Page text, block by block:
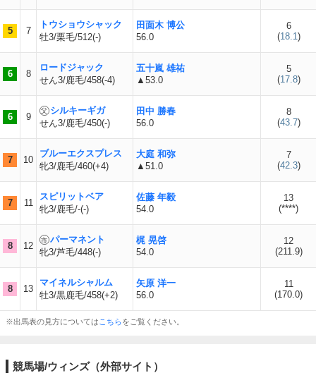
5 7
トウショウシャック
牡3/栗毛/512(-)
田面木 博公
56.0
6
(18.1)
6 8
ロードジャック
せん3/鹿毛/458(-4)
五十嵐 雄祐
▲53.0
5
(17.8)
6 9
シルキーギガ
せん3/鹿毛/450(-)
田中 勝春
56.0
8
(43.7)
7 10
ブルーエクスプレス
牝3/鹿毛/460(+4)
大庭 和弥
▲51.0
7
(42.3)
7 11
スピリットベア
牝3/鹿毛/-(-)
佐藤 年毅
54.0
13
(****)
8 12
パーマネント
牝3/芦毛/448(-)
梶 晃啓
54.0
12
(211.9)
8 13
マイネルシャルム
牡3/黒鹿毛/458(+2)
矢原 洋一
56.0
11
(170.0)
※出馬表の見方については こちらをご覧ください。
競馬場/ウィンズ（外部サイト）